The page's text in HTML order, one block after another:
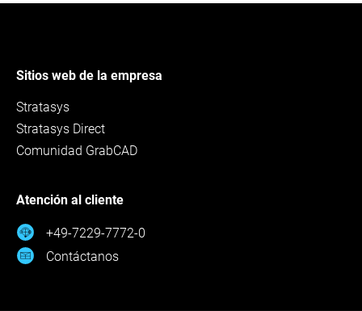
Sitios web de la empresa
Stratasys
Stratasys Direct
Comunidad GrabCAD
Atención al cliente
+49-7229-7772-0
Contáctanos